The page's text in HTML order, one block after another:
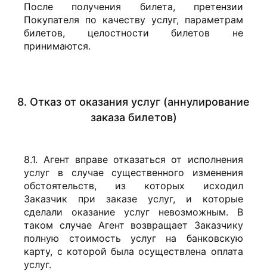
После получения билета, претензии
Покупателя по качеству услуг, параметрам
билетов, целостности билетов не
принимаются.
8. Отказ от оказания услуг (аннулирование
заказа билетов)
8.1. Агент вправе отказаться от исполнения
услуг в случае существенного изменения
обстоятельств, из которых исходил
Заказчик при заказе услуг, и которые
сделали оказание услуг невозможным. В
таком случае Агент возвращает Заказчику
полную стоимость услуг на банковскую
карту, с которой была осуществлена оплата
услуг.